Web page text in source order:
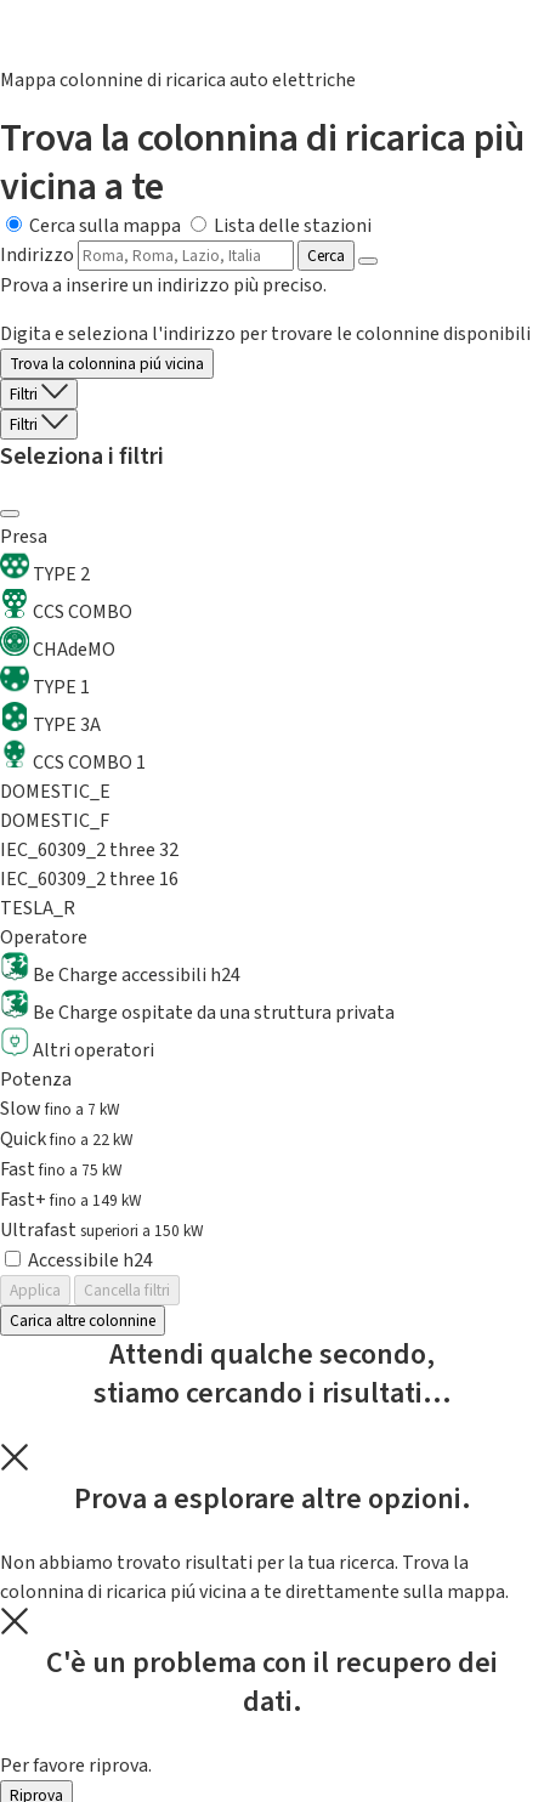
Mappa colonnine di ricarica auto elettriche
Trova la colonnina di ricarica più
vicina a te
Cerca sulla mappa
Lista delle stazioni
Indirizzo
Cerca
Prova a inserire un indirizzo più preciso.
Digita e seleziona l'indirizzo per trovare le colonnine disponibili
Trova la colonnina piú vicina
Filtri
Filtri
Seleziona i filtri
Presa
TYPE 2
CCS COMBO
CHAdeMO
TYPE 1
TYPE 3A
CCS COMBO 1
DOMESTIC_E
DOMESTIC_F
IEC_60309_2 three 32
IEC_60309_2 three 16
TESLA_R
Operatore
Be Charge accessibili h24
Be Charge ospitate da una struttura privata
Altri operatori
Potenza
Slowfino a 7 kW
Quickfino a 22 kW
Fastfino a 75 kW
Fast+fino a 149 kW
Ultrafast superiori a 150 kW
Accessibile h24
Applica
Cancella filtri
Carica altre colonnine
Attendi qualche secondo,
stiamo cercando i risultati...
Prova a esplorare altre opzioni.
Non abbiamo trovato risultati per la tua ricerca. Trova la
colonnina di ricarica piú vicina a te direttamente sulla mappa.
C'è un problema con il recupero dei
dati.
Per favore riprova.
Riprova